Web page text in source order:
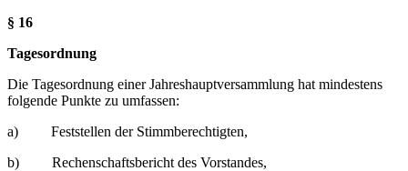
§ 16
Tagesordnung
Die Tagesordnung einer Jahreshauptversammlung hat mindestens
folgende Punkte zu umfassen:
a) Feststellen der Stimmberechtigten,
b) Rechenschaftsbericht des Vorstandes,